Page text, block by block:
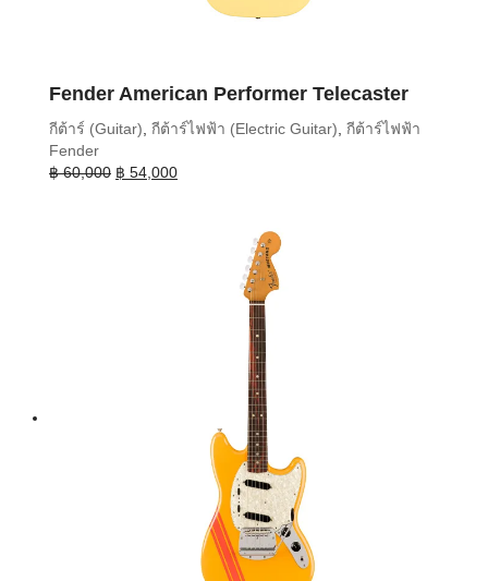
Fender American Performer Telecaster
กีต้าร์ (Guitar) กีต้าร์ไฟฟ้า (Electric Guitar) กีต้าร์ไฟฟ้า
Fender
฿60,000 Original
฿ 54,000Current